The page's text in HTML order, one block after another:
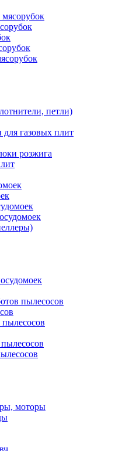
мясорубок
петли)
для газовых плит
розжига
пылесосов
моторы